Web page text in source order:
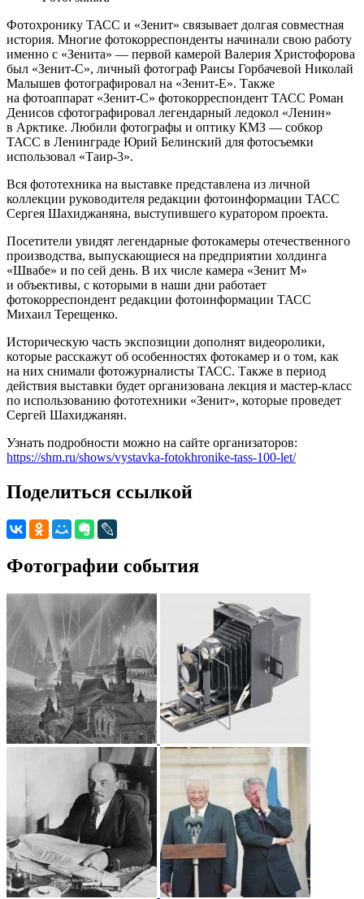
Фотохронику ТАСС и «Зенит» связывает долгая совместная
история. Многие фотокорреспонденты начинали свою работу
именно с «Зенита» — первой камерой Валерия Христофорова
был «Зенит-С», личный фотограф Раисы Горбачевой Николай
Малышев фотографировал на «Зенит-Е». Также
на фотоаппарат «Зенит-С» фотокорреспондент ТАСС Роман
Денисов сфотографировал легендарный ледокол «Ленин»
в Арктике. Любили фотографы и оптику КМЗ — собкор
ТАСС в Ленинграде Юрий Белинский для фотосъемки
использовал «Таир-3».
Вся фототехника на выставке представлена из личной
коллекции руководителя редакции фотоинформации ТАСС
Сергея Шахиджаняна, выступившего куратором проекта.
Посетители увидят легендарные фотокамеры отечественного
производства, выпускающиеся на предприятии холдинга
«Швабе» и по сей день. В их числе камера «Зенит М»
и объективы, с которыми в наши дни работает
фотокорреспондент редакции фотоинформации ТАСС
Михаил Терещенко.
Историческую часть экспозиции дополнят видеоролики,
которые расскажут об особенностях фотокамер и о том, как
на них снимали фотожурналисты ТАСС. Также в период
действия выставки будет организована лекция и мастер-класс
по использованию фототехники «Зенит», которые проведет
Сергей Шахиджанян.
Узнать подробности можно на сайте организаторов:
https://shm.ru/shows/vystavka-fotokhronike-tass-100-let/
Поделиться ссылкой
Фотографии события